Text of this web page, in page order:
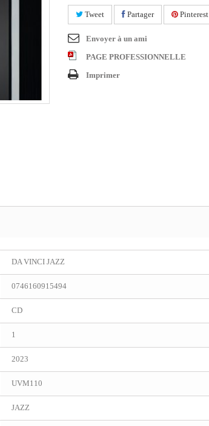
Tweet Partager Pinterest
Envoyer à un ami
PAGE PROFESSIONNELLE
Imprimer
DA VINCI JAZZ
0746160915494
CD
1
2023
UVM110
JAZZ